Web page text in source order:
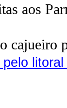
aos
cajueiro